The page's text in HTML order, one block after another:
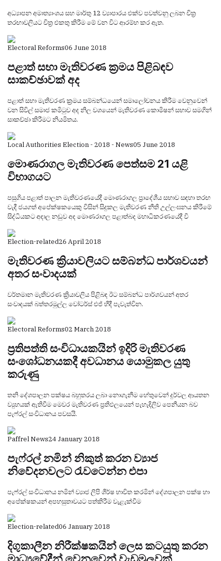
අධ්‍යාපන අමාත්‍යාංශය සහ මාර්තු 12 ව්‍යාපාරය එක්ව පවත්වනු ලබන චිත්‍ර
තරඟාවලියට චිත්‍ර එකතු කිරීම මේ වන විට ආරම්භ කර ඇත.
Electoral Reforms06 June 2018
පළාත් සභා මැතිවරණ ක්‍රමය පිළිබඳව
සාකච්ඡාවක් අද
පළාත් සභා මැතිවරණ ක්‍රමය සම්බන්ධයෙන් සමාලෝචනය කිරීම වෙනුවෙන්
වන සිවිල් සමාජ කමිටුව අද නිල වශයෙන් මැතිවරණ කොමිෂන් සභාව සමගින්
සාකච්ඡා කිරීමට නියමිතය.
Local Authorities Election - 2018 - News05 June 2018
මොණරාගල මැතිවරණ පෙත්සම 21 යළි
විභාගයට
පසුගිය පළාත් පාලන මැතිවරණයේදී මොණරාගල ප්‍රාදේශීය සභාව සඳහා තරඟ
වැදී ජයගත් අපේක්ෂකයෙකු විසින් සිදුකල මැතිවරණ නීති උල්ලංඝනය කිරීමේ
සිද්ධියකට අදාල නඩුව අද මොණරාගල පළාත්බද මහාධිකරණයේදී වි
Election-related26 April 2018
මැතිවරණ ක්‍රියාවලියට සම්බන්ධ පාර්ශවයන්
අතර සංවාදයක්
වර්තමාන මැතිවරණ ක්‍රියාවලිය පිළිබඳ ඊට සම්බන්ධ පාර්ශවයන් අතර
සංවාදයක් බත්තරමුල්ල වෝටර්ස් එජ් හීදී පැවැත්වින.
Electoral Reforms02 March 2018
ප්‍රතිපත්ති සංවිධායකයින් ඉදිරි මැතිවරණ
සංශෝධනයකදී අවධානය යොමුකල යුතු
කරුණු
තනි දේශපාලන පක්ෂය බහුතරය ලබා නොගැනීම හේතුවෙන් දුර්වල ආයතන
ව්‍යුහයක් ඇතිවීම මෙවර මැතිවරණ ප්‍රතිඵලයෙන් පැහැදිලිව පෙනීයන බව
පැෆ්රල් සංවිධානය පවසයි.
Paffrel News24 January 2018
පැෆ්රල් නමින් නිකුත් කරන ව්‍යාජ
නිවේදනවලට රැවටෙන්න එපා
පැෆ්රල් සංවිධානය නමින් ව්‍යාජ ලිපි ශීර්ෂ භාවිත කරමින් දේශපාලන පක්ෂ හා
අපේක්ෂකයන් අපහසුතාවයට පත්කිරීම වැළැක්වීම
Election-related06 January 2018
දිගුකාලීන නිරීක්ෂකයින් ලෙස කටයුතු කරන